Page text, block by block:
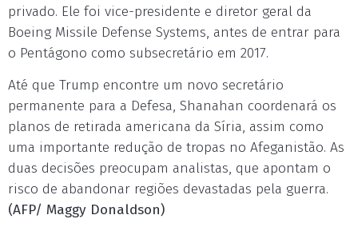
privado. Ele foi vice-presidente e diretor geral da
Boeing Missile Defense Systems, antes de entrar para
o Pentágono como subsecretário em 2017.
Até que Trump encontre um novo secretário
permanente para a Defesa, Shanahan coordenará os
planos de retirada americana da Síria, assim como
uma importante redução de tropas no Afeganistão. As
duas decisões preocupam analistas, que apontam o
risco de abandonar regiões devastadas pela guerra.
(AFP/ Maggy Donaldson)